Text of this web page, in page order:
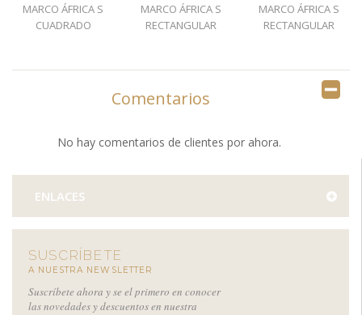
MARCO ÁFRICA S
CUADRADO
MARCO ÁFRICA S
RECTANGULAR
MARCO ÁFRICA S
RECTANGULAR
Comentarios
No hay comentarios de clientes por ahora.
ENLACES
SUSCRÍBETE
A NUESTRA NEWSLETTER
Suscríbete ahora y se el primero en conocer
las novedades y descuentos en nuestra